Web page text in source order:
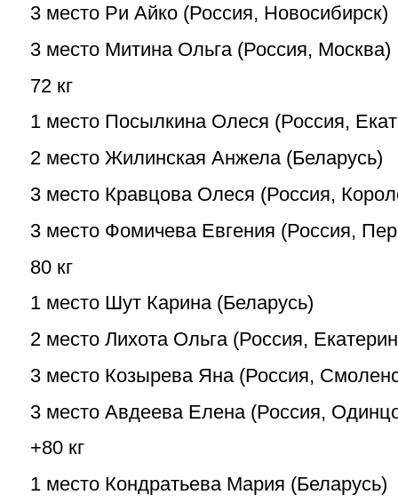
3 место Ри Айко (Россия, Новосибирск)
3 место Митина Ольга (Россия, Москва)
72 кг
1 место Посылкина Олеся (Россия,
2 место Жилинская Анжела (Беларусь)
3 место Кравцова Олеся (Россия,
3 место Фомичева Евгения (Россия,
80 кг
1 место Шут Карина (Беларусь)
2 место Лихота Ольга (Россия,
3 место Козырева Яна (Россия,
3 место Авдеева Елена (Россия,
+80 кг
1 место Кондратьева Мария (Беларусь)